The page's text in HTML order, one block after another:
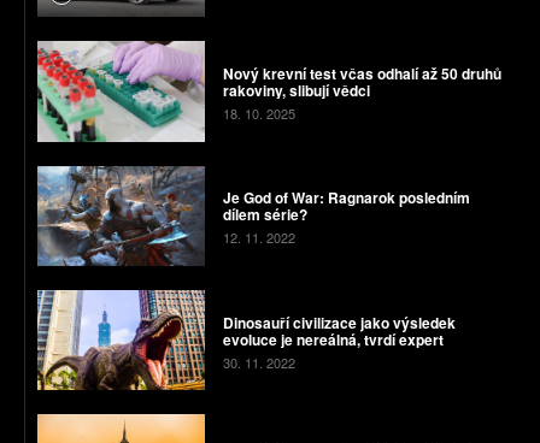
Nový krevní test včas odhalí až 50 druhů
rakoviny, slibují vědci
18. 10. 2025
Je God of War: Ragnarok posledním
dílem série?
12. 11. 2022
Dinosauří civilizace jako výsledek
evoluce je nereálná, tvrdí expert
30. 11. 2022